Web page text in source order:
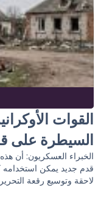
القوات
السيطرة على
الخبراء العسكريون: أن
قدم جديد يمكن
لاحقة وتوسيع رقعة التحرير